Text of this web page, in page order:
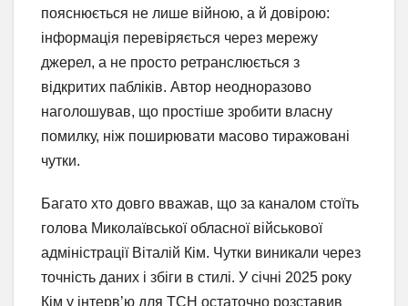
пояснюється не лише війною, а й довірою:
інформація перевіряється через мережу
джерел, а не просто ретранслюється з
відкритих пабліків. Автор неодноразово
наголошував, що простіше зробити власну
помилку, ніж поширювати масово тиражовані
чутки.
Багато хто довго вважав, що за каналом стоїть
голова Миколаївської обласної військової
адміністрації Віталій Кім. Чутки виникали через
точність даних і збіги в стилі. У січні 2025 року
Кім у інтерв’ю для ТСН остаточно розставив